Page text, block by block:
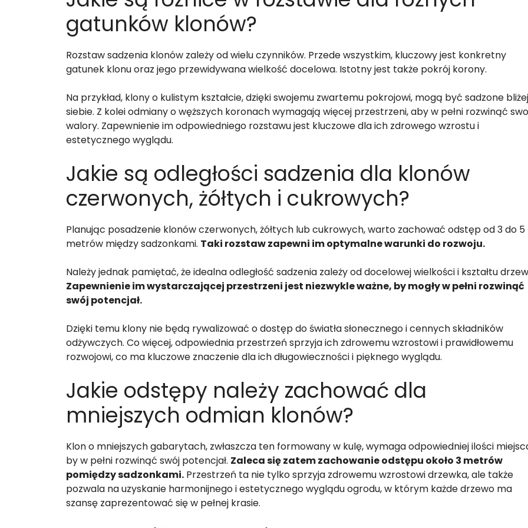
gatunków klonów?
Rozstaw sadzenia klonów zależy od wielu czynników. Przede wszystkim, kluczowy jest konkretny
gatunek klonu oraz jego przewidywana wielkość docelowa. Istotny jest także pokrój korony.
Na przykład, klony o kulistym kształcie, dzięki swojemu zwartemu pokrojowi, mogą być sadzone bliżej
siebie. Z kolei odmiany o węższych koronach wymagają więcej przestrzeni, aby w pełni rozwinąć
walory. Zapewnienie im odpowiedniego rozstawu jest kluczowe dla ich zdrowego wzrostu i
estetycznego wyglądu.
Jakie są odległości sadzenia dla klonów
czerwonych, żółtych i cukrowych?
Planując posadzenie klonów czerwonych, żółtych lub cukrowych, warto zachować odstęp od 3 do 5
metrów między sadzonkami. Taki rozstaw zapewni im optymalne warunki do rozwoju.
Należy jednak pamiętać, że idealna odległość sadzenia zależy od docelowej wielkości i kształtu
Zapewnienie im wystarczającej przestrzeni jest niezwykle ważne, by mogły w pełni rozwinąć
swój potencjał.
Dzięki temu klony nie będą rywalizować o dostęp do światła słonecznego i cennych składników
odżywczych. Co więcej, odpowiednia przestrzeń sprzyja ich zdrowemu wzrostowi i prawidłowemu
rozwojowi, co ma kluczowe znaczenie dla ich długowieczności i pięknego wyglądu.
Jakie odstępy należy zachować dla
mniejszych odmian klonów?
Klon o mniejszych gabarytach, zwłaszcza ten formowany w kulę, wymaga odpowiedniej ilości
by w pełni rozwinąć swój potencjał. Zaleca się zatem zachowanie odstępu około 3 metrów
pomiędzy sadzonkami. Przestrzeń ta nie tylko sprzyja zdrowemu wzrostowi drzewka, ale także
pozwala na uzyskanie harmonijnego i estetycznego wyglądu ogrodu, w którym każde drzewo ma
szansę zaprezentować się w pełnej krasie.